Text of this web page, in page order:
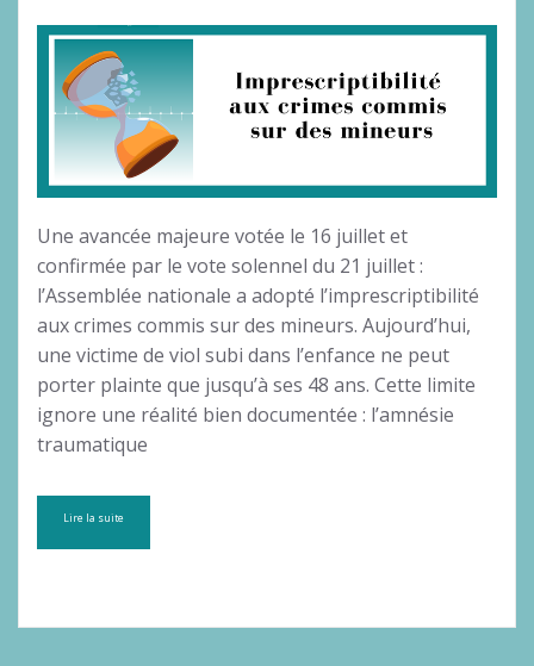
Une avancée majeure votée le 16 juillet et
confirmée par le vote solennel du 21 juillet :
l’Assemblée nationale a adopté l’imprescriptibilité
aux crimes commis sur des mineurs. Aujourd’hui,
une victime de viol subi dans l’enfance ne peut
porter plainte que jusqu’à ses 48 ans. Cette limite
ignore une réalité bien documentée : l’amnésie
traumatique
Lire la suite